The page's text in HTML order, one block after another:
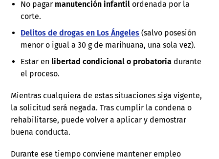
No pagar manutención infantil ordenada por la
corte.
Delitos de drogas en Los Ángeles (salvo posesión
menor o igual a 30 g de marihuana, una sola vez).
Estar en libertad condicional o probatoria durante
el proceso.
Mientras cualquiera de estas situaciones siga vigente,
la solicitud será negada. Tras cumplir la condena o
rehabilitarse, puede volver a aplicar y demostrar
buena conducta.
Durante ese tiempo conviene mantener empleo